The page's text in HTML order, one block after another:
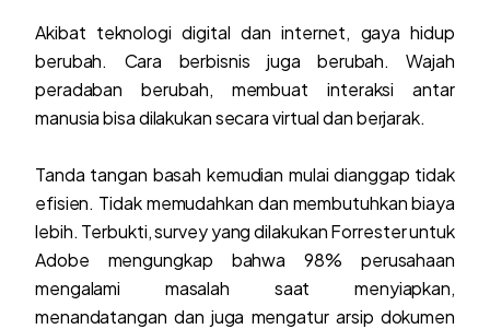
Akibat teknologi digital dan internet, gaya hidup
berubah. Cara berbisnis juga berubah. Wajah
peradaban berubah, membuat interaksi antar
manusia bisa dilakukan secara virtual dan berjarak.
Tanda tangan basah kemudian mulai dianggap tidak
efisien. Tidak memudahkan dan membutuhkan biaya
lebih. Terbukti, survey yang dilakukan Forrester untuk
Adobe mengungkap bahwa 98% perusahaan
mengalami masalah saat menyiapkan,
menandatangan dan juga mengatur arsip dokumen